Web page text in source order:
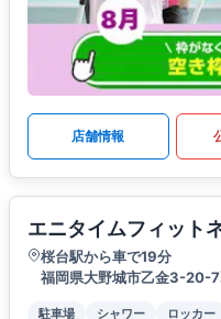
店舗情報
エニタイムフィット
桜台駅から車で19分
福岡県大野城市乙金3-20-
駐車場 シャワー ロッカー